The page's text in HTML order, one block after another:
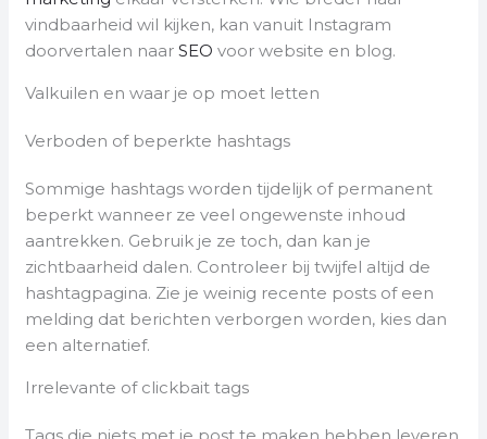
vindbaarheid wil kijken, kan vanuit Instagram
doorvertalen naarSEO voor website en blog.
Valkuilen en waar je op moet letten
Verboden of beperkte hashtags
Sommige hashtags worden tijdelijk of permanent
beperkt wanneer ze veel ongewenste inhoud
aantrekken. Gebruik je ze toch, dan kan je
zichtbaarheid dalen. Controleer bij twijfel altijd de
hashtagpagina. Zie je weinig recente posts of een
melding dat berichten verborgen worden, kies dan
een alternatief.
Irrelevante of clickbait tags